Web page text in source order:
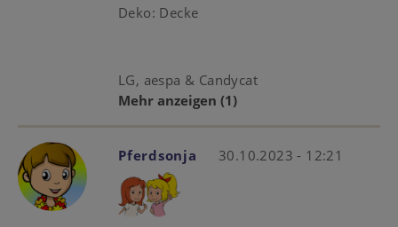
Deko: Decke
LG, aespa & Candycat
Mehr anzeigen (1)
Pferdsonja 30.10.2023 - 12:21